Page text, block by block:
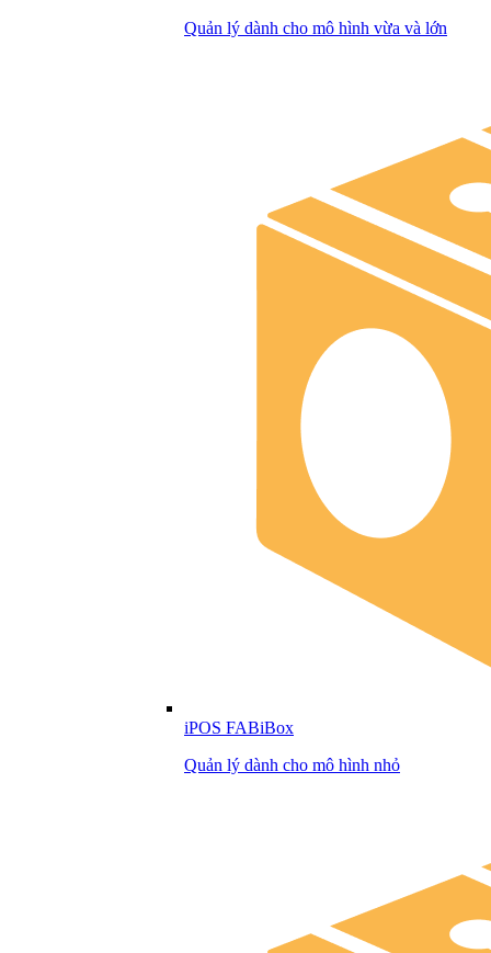
Quản lý dành cho mô hình vừa và lớn
iPOS FABiBox
Quản lý dành cho mô hình nhỏ